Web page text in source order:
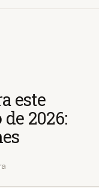
este
2026: